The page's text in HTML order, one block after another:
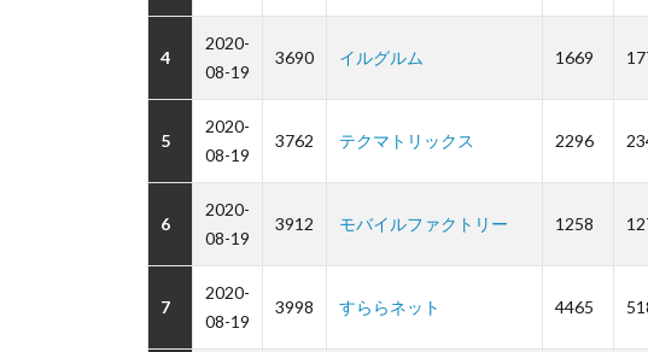
4
2020-
08-19
3690 イルグルム 1669
5
2020-
08-19
3762 テクマトリックス 2296
6
2020-
08-19
3912 モバイルファクトリー 1258
7
2020-
08-19
3998 すららネット 4465